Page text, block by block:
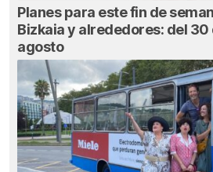
Planes para este fin de
Bizkaia y alrededores: del 30
agosto